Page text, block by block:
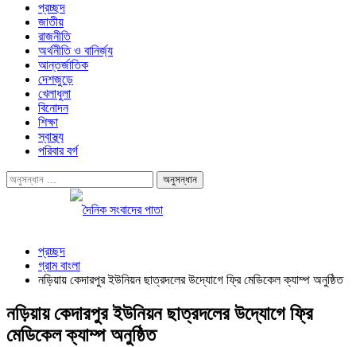
প্রচ্ছদ
জাতীয়
রাজনীতি
অর্থনীতি ও বানির্জ্য
আন্তর্জাতিক
দেশজুড়ে
খেলাধুলা
বিনোদন
শিক্ষা
স্বাস্থ্য
পরিবার বর্গ
প্রচ্ছদ
গ্রাম বাংলা
নড়িয়ায় কেদারপুর ইউনিয়ন ছাত্রদলের উদ্যোগে ফ্রি মেডিকেল ক্যাম্প অনুষ্ঠিত
নড়িয়ায় কেদারপুর ইউনিয়ন ছাত্রদলের উদ্যোগে ফ্রি
মেডিকেল ক্যাম্প অনুষ্ঠিত